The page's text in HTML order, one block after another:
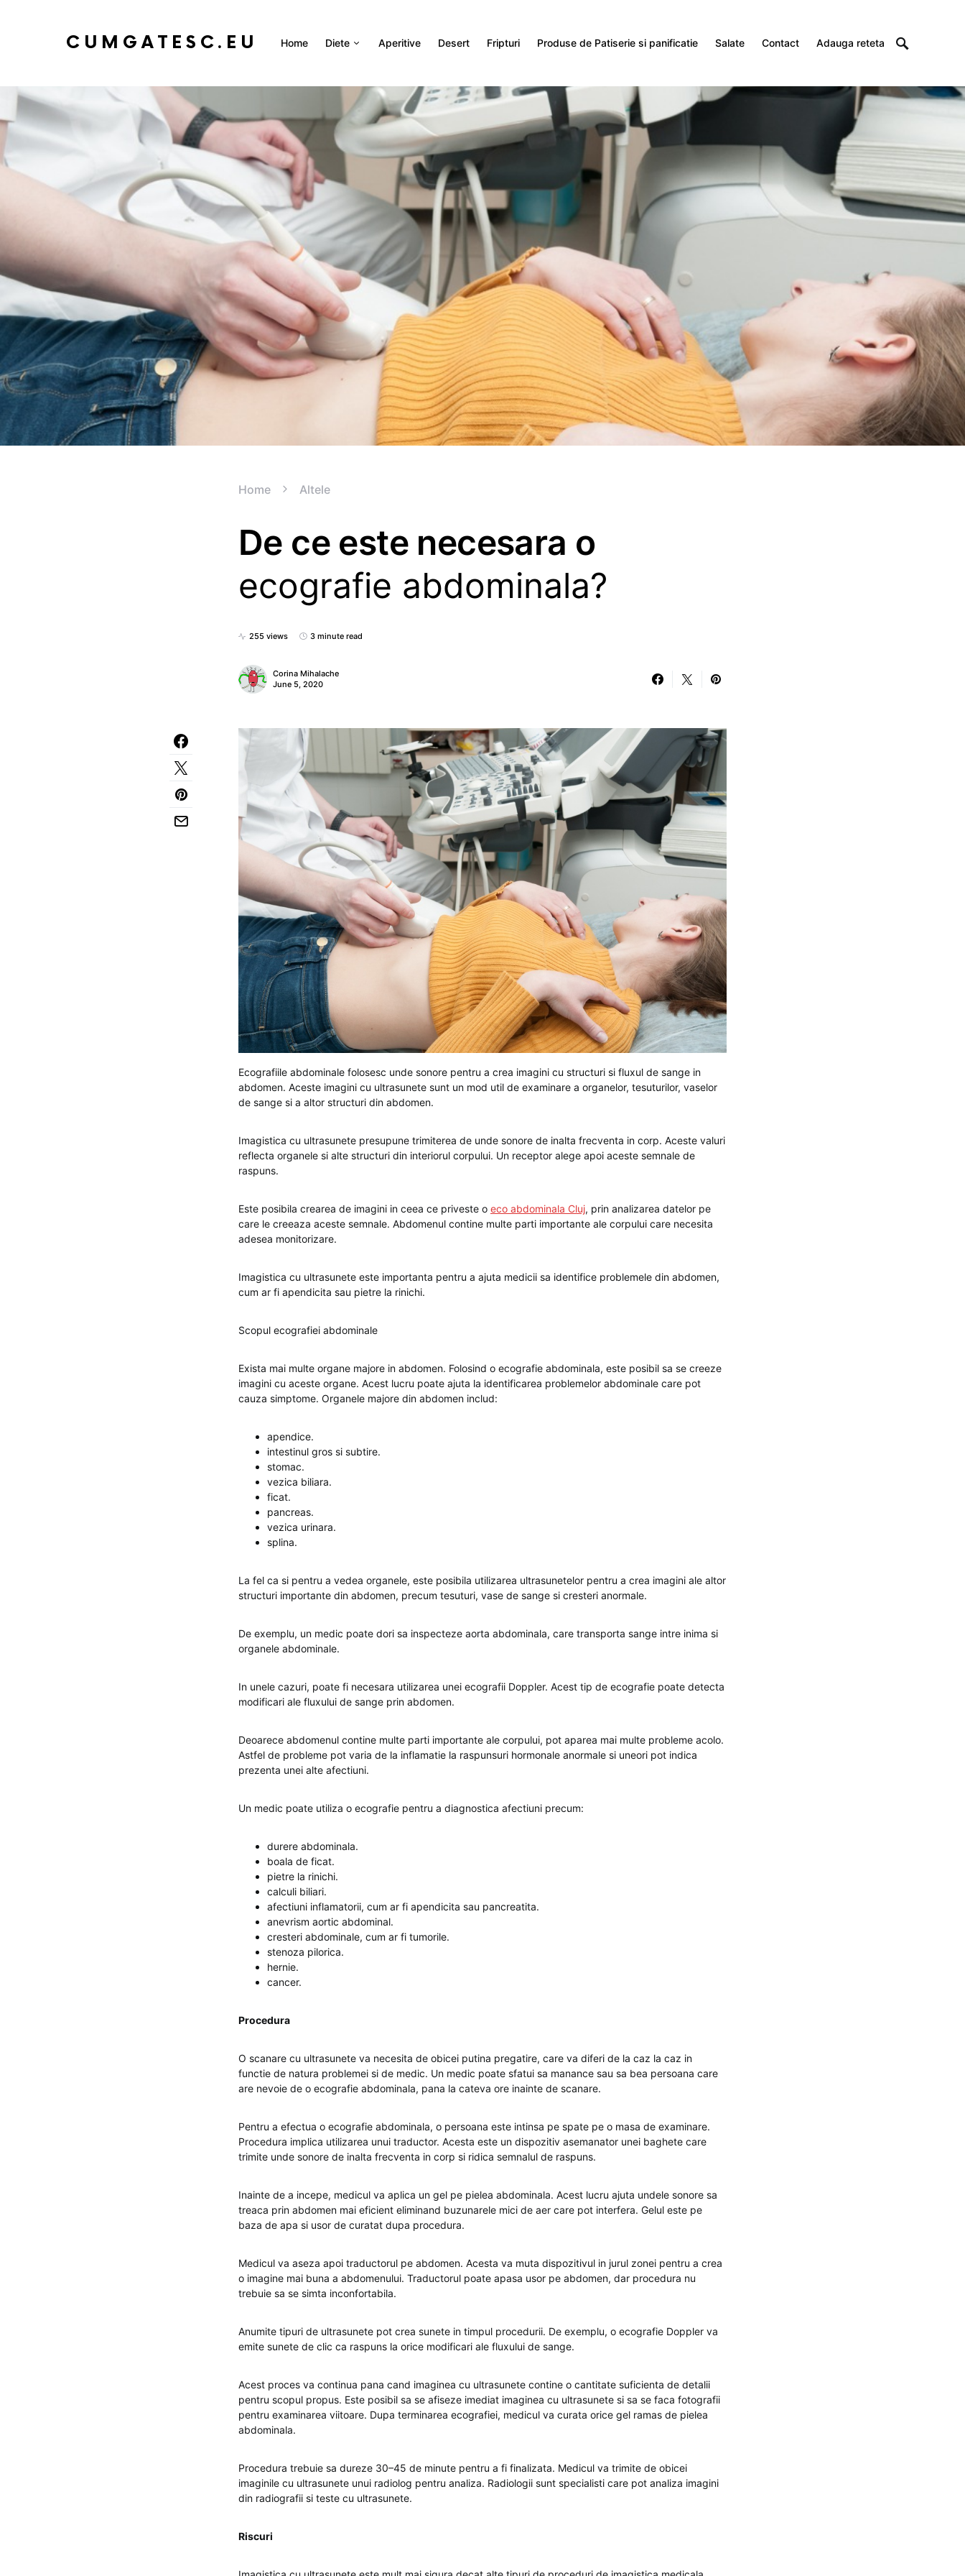
CUMGATESC.EU Home Diete Aperitive Desert Fripturi Produse de Patiserie si panificatie Salate Contact Adauga reteta
Home Altele
De ce este necesara o
ecografie abdominala?
255 views 3 minute read
Corina Mihalache
June 5, 2020
Ecografiile abdominale folosesc unde sonore pentru a crea imagini cu structuri si fluxul de sange in
abdomen. Aceste imagini cu ultrasunete sunt un mod util de examinare a organelor, tesuturilor, vaselor
de sange si a altor structuri din abdomen.
Imagistica cu ultrasunete presupune trimiterea de unde sonore de inalta frecventa in corp. Aceste valuri
reflecta organele si alte structuri din interiorul corpului. Un receptor alege apoi aceste semnale de
raspuns.
Este posibila crearea de imagini in ceea ce priveste o eco abdominala Cluj, prin analizarea datelor pe
care le creeaza aceste semnale. Abdomenul contine multe parti importante ale corpului care necesita
adesea monitorizare.
Imagistica cu ultrasunete este importanta pentru a ajuta medicii sa identifice problemele din abdomen,
cum ar fi apendicita sau pietre la rinichi.
Scopul ecografiei abdominale
Exista mai multe organe majore in abdomen. Folosind o ecografie abdominala, este posibil sa se creeze
imagini cu aceste organe. Acest lucru poate ajuta la identificarea problemelor abdominale care pot
cauza simptome. Organele majore din abdomen includ:
apendice.
intestinul gros si subtire.
stomac.
vezica biliara.
ficat.
pancreas.
vezica urinara.
splina.
La fel ca si pentru a vedea organele, este posibila utilizarea ultrasunetelor pentru a crea imagini ale altor
structuri importante din abdomen, precum tesuturi, vase de sange si cresteri anormale.
De exemplu, un medic poate dori sa inspecteze aorta abdominala, care transporta sange intre inima si
organele abdominale.
In unele cazuri, poate fi necesara utilizarea unei ecografii Doppler. Acest tip de ecografie poate detecta
modificari ale fluxului de sange prin abdomen.
Deoarece abdomenul contine multe parti importante ale corpului, pot aparea mai multe probleme acolo.
Astfel de probleme pot varia de la inflamatie la raspunsuri hormonale anormale si uneori pot indica
prezenta unei alte afectiuni.
Un medic poate utiliza o ecografie pentru a diagnostica afectiuni precum:
durere abdominala.
boala de ficat.
pietre la rinichi.
calculi biliari.
afectiuni inflamatorii, cum ar fi apendicita sau pancreatita.
anevrism aortic abdominal.
cresteri abdominale, cum ar fi tumorile.
stenoza pilorica.
hernie.
cancer.
Procedura
O scanare cu ultrasunete va necesita de obicei putina pregatire, care va diferi de la caz la caz in
functie de natura problemei si de medic. Un medic poate sfatui sa manance sau sa bea persoana care
are nevoie de o ecografie abdominala, pana la cateva ore inainte de scanare.
Pentru a efectua o ecografie abdominala, o persoana este intinsa pe spate pe o masa de examinare.
Procedura implica utilizarea unui traductor. Acesta este un dispozitiv asemanator unei baghete care
trimite unde sonore de inalta frecventa in corp si ridica semnalul de raspuns.
Inainte de a incepe, medicul va aplica un gel pe pielea abdominala. Acest lucru ajuta undele sonore sa
treaca prin abdomen mai eficient eliminand buzunarele mici de aer care pot interfera. Gelul este pe
baza de apa si usor de curatat dupa procedura.
Medicul va aseza apoi traductorul pe abdomen. Acesta va muta dispozitivul in jurul zonei pentru a crea
o imagine mai buna a abdomenului. Traductorul poate apasa usor pe abdomen, dar procedura nu
trebuie sa se simta inconfortabila.
Anumite tipuri de ultrasunete pot crea sunete in timpul procedurii. De exemplu, o ecografie Doppler va
emite sunete de clic ca raspuns la orice modificari ale fluxului de sange.
Acest proces va continua pana cand imaginea cu ultrasunete contine o cantitate suficienta de detalii
pentru scopul propus. Este posibil sa se afiseze imediat imaginea cu ultrasunete si sa se faca fotografii
pentru examinarea viitoare. Dupa terminarea ecografiei, medicul va curata orice gel ramas de pielea
abdominala.
Procedura trebuie sa dureze 30–45 de minute pentru a fi finalizata. Medicul va trimite de obicei
imaginile cu ultrasunete unui radiolog pentru analiza. Radiologii sunt specialisti care pot analiza imagini
din radiografii si teste cu ultrasunete.
Riscuri